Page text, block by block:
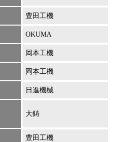
豊田工機
OKUMA
岡本工機
岡本工機
日進機械
大鋳
豊田工機